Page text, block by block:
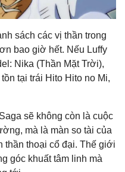
sách các vị thần trong
bao giờ hết. Nếu Luffy
Nika (Thần Mặt Trời),
tại trái Hito Hito no Mi,
sẽ không còn là cuộc
mà là màn so tài của
thần thoại cổ đại. Thế giới
góc khuất tâm linh mà